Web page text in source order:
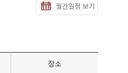
월간일정 보기
장소